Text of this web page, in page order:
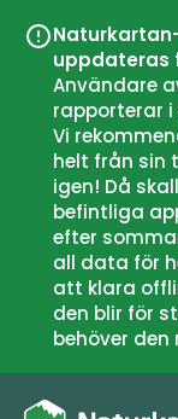
uppdateras
Användare
rapporterar
Vi
helt från sin
igen! Då
befintliga
efter
all data för
att klara
den blir för
behöver